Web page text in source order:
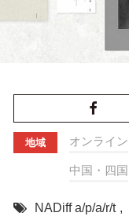
地域 オンライン
中国・四国
NADiff a/p/a/r/t ,